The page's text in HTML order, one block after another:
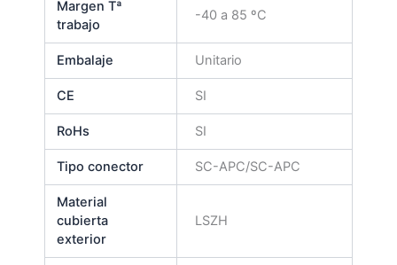
Margen Tª
trabajo
-40 a 85 ºC
Embalaje Unitario
CE SI
RoHs SI
Tipo conector SC-APC/SC-APC
Material
cubierta
exterior
LSZH